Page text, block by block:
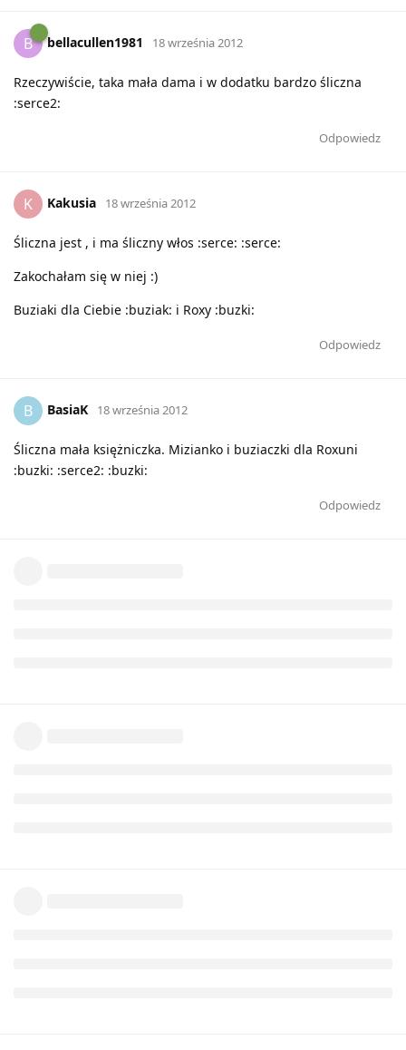
B bellacullen1981 18 września 2012
Rzeczywiście, taka mała dama i w dodatku bardzo śliczna
:serce2:
Odpowiedz
K Kakusia 18 września 2012
Śliczna jest , i ma śliczny włos :serce: :serce:
Zakochałam się w niej :)
Buziaki dla Ciebie :buziak: i Roxy :buzki:
Odpowiedz
B BasiaK 18 września 2012
Śliczna mała księżniczka. Mizianko i buziaczki dla Roxuni
:buzki: :serce2: :buzki:
Odpowiedz